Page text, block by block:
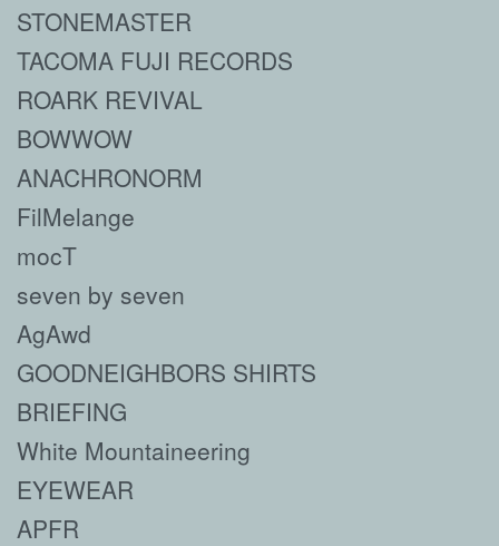
STONEMASTER
TACOMA FUJI RECORDS
ROARK REVIVAL
BOWWOW
ANACHRONORM
FilMelange
mocT
seven by seven
AgAwd
GOODNEIGHBORS SHIRTS
BRIEFING
White Mountaineering
EYEWEAR
APFR